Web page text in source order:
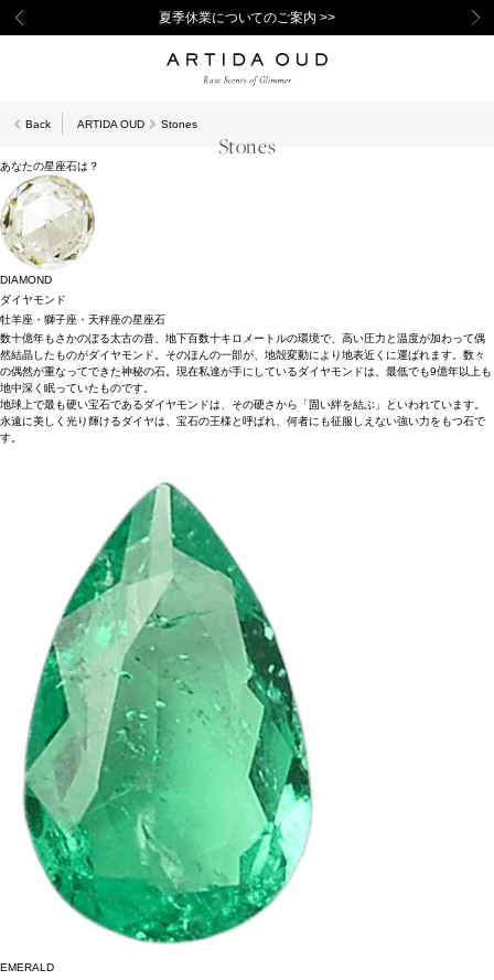
夏季休業についてのご案内 >>
Back ARTIDA OUD Stones
Stones
あなたの星座石は？
DIAMOND
ダイヤモンド
牡羊座・獅子座・天秤座の星座石
数十億年もさかのぼる太古の昔、地下百数十キロメートルの環境で、高い圧力と温度が加わって偶
然結晶したものがダイヤモンド。そのほんの一部が、地殻変動により地表近くに運ばれます。数々
の偶然が重なってできた神秘の石。現在私達が手にしているダイヤモンドは、最低でも9億年以上も
地中深く眠っていたものです。
地球上で最も硬い宝石であるダイヤモンドは、その硬さから「固い絆を結ぶ」といわれています。
永遠に美しく光り輝けるダイヤは、宝石の王様と呼ばれ、何者にも征服しえない強い力をもつ石で
す。
EMERALD